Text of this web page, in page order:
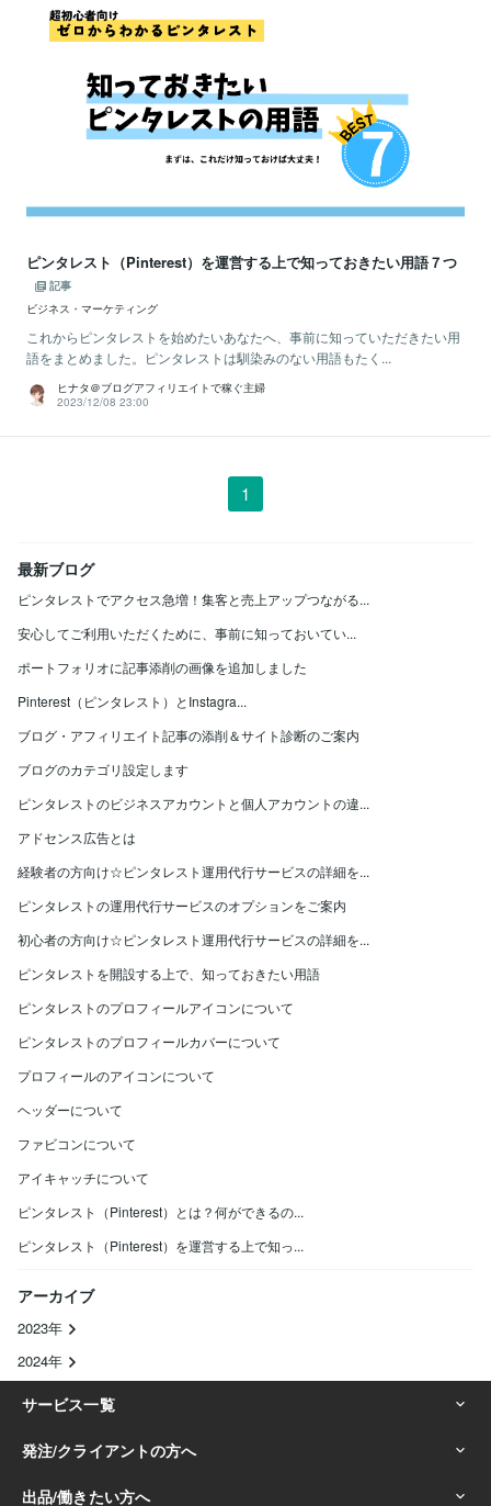
ピンタレスト（Pinterest）を運営する上で知っておきたい用語７つ
記事
ビジネス・マーケティング
これからピンタレストを始めたいあなたへ、事前に知っていただきたい用
語をまとめました。ピンタレストは馴染みのない用語もたく...
ヒナタ＠ブログアフィリエイトで稼ぐ主婦
2023/12/08 23:00
1
最新ブログ
ピンタレストでアクセス急増！集客と売上アップつながる...
安心してご利用いただくために、事前に知っておいてい...
ポートフォリオに記事添削の画像を追加しました
Pinterest（ピンタレスト）とInstagra...
ブログ・アフィリエイト記事の添削＆サイト診断のご案内
ブログのカテゴリ設定します
ピンタレストのビジネスアカウントと個人アカウントの違...
アドセンス広告とは
経験者の方向け☆ピンタレスト運用代行サービスの詳細を...
ピンタレストの運用代行サービスのオプションをご案内
初心者の方向け☆ピンタレスト運用代行サービスの詳細を...
ピンタレストを開設する上で、知っておきたい用語
ピンタレストのプロフィールアイコンについて
ピンタレストのプロフィールカバーについて
プロフィールのアイコンについて
ヘッダーについて
ファビコンについて
アイキャッチについて
ピンタレスト（Pinterest）とは？何ができるの...
ピンタレスト（Pinterest）を運営する上で知っ...
アーカイブ
2023年
2024年